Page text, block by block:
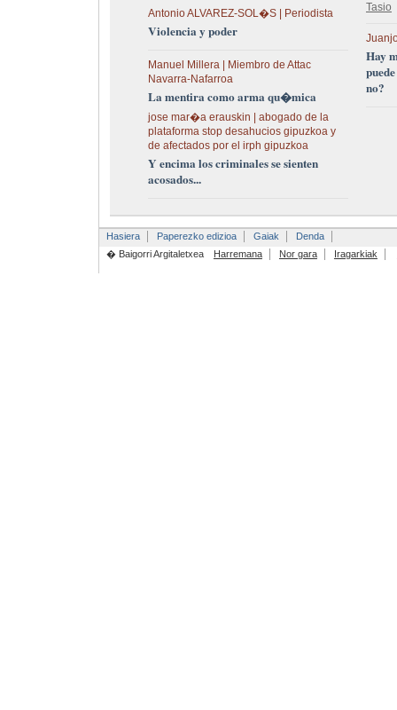
Antonio ALVAREZ-SOL�S | Periodista
Violencia y poder
Manuel Millera | Miembro de Attac
Navarra-Nafarroa
La mentira como arma qu�mica
jose mar�a erauskin | abogado de la
plataforma stop desahucios gipuzkoa y
de afectados por el irph gipuzkoa
Y encima los criminales se sienten
acosados...
Tasio
Hay
no?
Hasiera Paperezko edizioa Gaiak
Denda
� Baigorri Argitaletxea
Harremana Nor gara Iragarkiak